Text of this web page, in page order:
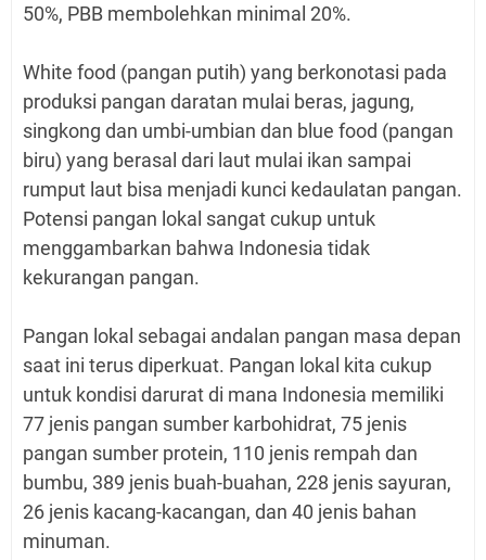
50%, PBB membolehkan minimal 20%.
White food (pangan putih) yang berkonotasi pada
produksi pangan daratan mulai beras, jagung,
singkong dan umbi-umbian dan blue food (pangan
biru) yang berasal dari laut mulai ikan sampai
rumput laut bisa menjadi kunci kedaulatan pangan.
Potensi pangan lokal sangat cukup untuk
menggambarkan bahwa Indonesia tidak
kekurangan pangan.
Pangan lokal sebagai andalan pangan masa depan
saat ini terus diperkuat. Pangan lokal kita cukup
untuk kondisi darurat di mana Indonesia memiliki
77 jenis pangan sumber karbohidrat, 75 jenis
pangan sumber protein, 110 jenis rempah dan
bumbu, 389 jenis buah-buahan, 228 jenis sayuran,
26 jenis kacang-kacangan, dan 40 jenis bahan
minuman.